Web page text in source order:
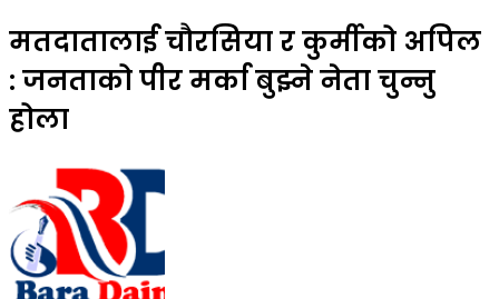
मतदातालाई चौरसिया र कुर्मीको अपिल
: जनताको पीर मर्का बुझ्ने नेता चुन्नु
होला